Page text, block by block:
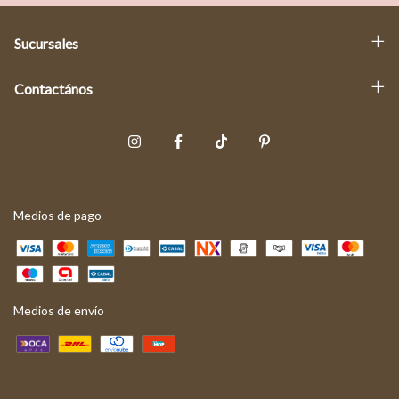
Sucursales
Contactános
Medios de pago
Medios de envío